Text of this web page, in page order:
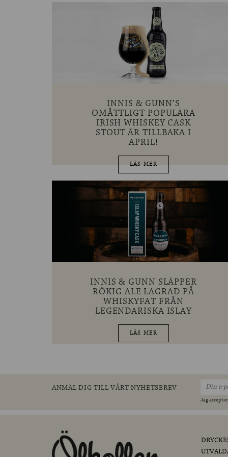
INNIS & GUNN’S
OMÅTTLIGT POPULÄRA
IRISH WHISKEY CASK
STOUT ÄR TILLBAKA I
APRIL!
LÄS MER
INNIS & GUNN SLÄPPER
RÖKIG ALE LAGRAD PÅ
WHISKYFAT FRÅN
LEGENDARISKA ISLAY
LÄS MER
ANMÄL DIG TILL VÅRT NYHETSBREV
Jag